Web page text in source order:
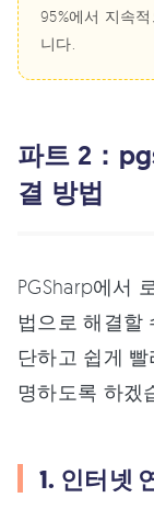
95%에서 지속
니다.
파트 2：
결 방법
PGSharp에서
법으로 해결할
단하고 쉽게
명하도록 하겠
1. 인터넷